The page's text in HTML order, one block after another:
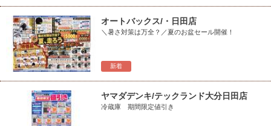
新着
オートバックス/・日田店
＼暑さ対策は万全？／夏のお盆セール開催！
ヤマダデンキ/テックランド大分日田店
冷蔵庫 期間限定値引き